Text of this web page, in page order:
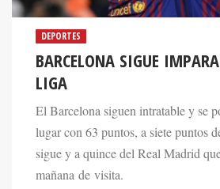
DEPORTES
BARCELONA SIGUE
LIGA
El Barcelona siguen intratable y se
lugar con 63 puntos, a siete puntos
sigue y a quince del Real Madrid
mañana de visita.